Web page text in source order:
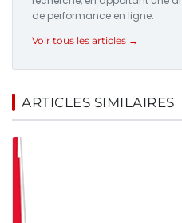
de performance en ligne.
Voir tous les articles →
ARTICLES SIMILAIRES